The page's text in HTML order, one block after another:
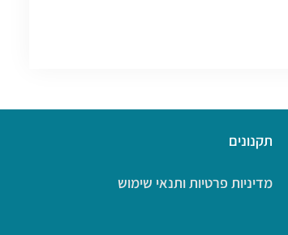
תקנונים
מדיניות פרטיות ותנאי שימוש